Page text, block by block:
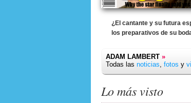
¿El cantante y su futura
los preparativos de su
ADAM LAMBERT »
Todas las noticias, fotos y
Lo más visto